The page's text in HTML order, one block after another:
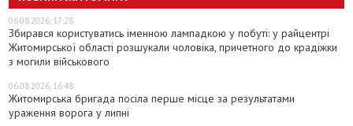
06.08.2026, 17:28
Збирався користуватись іменною лампадкою у побуті: у райцентрі
Житомирської області розшукали чоловіка, причетного до крадіжки
з могили військового
06.08.2026, 16:48
Житомирська бригада посіла перше місце за результатами
ураження ворога у липні